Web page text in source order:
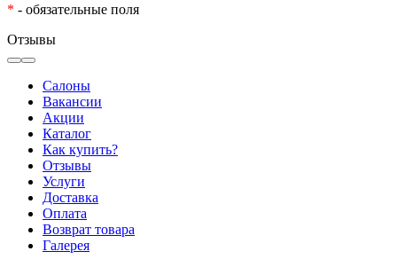
* - обязательные поля
Отзывы
Салоны
Вакансии
Акции
Каталог
Как купить?
Отзывы
Услуги
Доставка
Оплата
Возврат товара
Галерея